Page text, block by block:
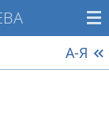
А-Я